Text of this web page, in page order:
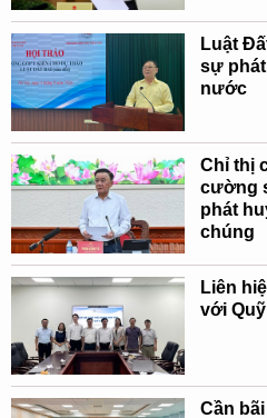
Luật
sự
nước
Chỉ thị
cường
phát
chúng
Liên
với
Cần